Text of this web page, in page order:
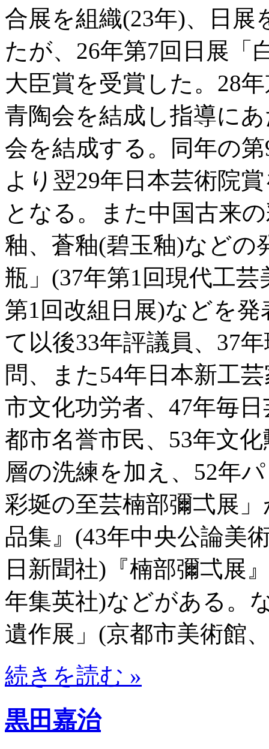
合展を組織(23年)、日
たが、26年第7回日展「
大臣賞を受賞した。28
青陶会を結成し指導に
会を結成する。同年の
より翌29年日本芸術院
となる。また中国古来
釉、蒼釉(碧玉釉)などの
瓶」(37年第1回現代工
第1回改組日展)などを
て以後33年評議員、37
問、また54年日本新工
市文化功労者、47年毎
都市名誉市民、53年文
層の洗練を加え、52年
彩埏の至芸楠部彌弌展
品集』(43年中央公論美
日新聞社)『楠部彌弌展
年集英社)などがある。
遺作展」(京都市美術館
続きを読む »
黒田嘉治